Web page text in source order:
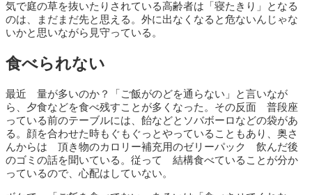
気で庭の草を抜いたりされている高齢者は「寝たきり」となる
のは、まだまだ先と思える。外に出なくなると危ないんじゃな
いかと思いながら見守っている。
食べられない
最近 量が多いのか？「ご飯がのどを通らない」と言いなが
ら、夕食などを食べ残すことが多くなった。その反面 普段座
っている前のテーブルには、飴などとソバボーロなどの袋があ
る。顔を合わせた時もぐもぐっとやっていることもあり、奥さ
んからは 頂き物のカロリー補充用のゼリーパック 飲んだ後
のゴミの話を聞いている。従って 結構食べていることが分か
っているので、心配はしていない。